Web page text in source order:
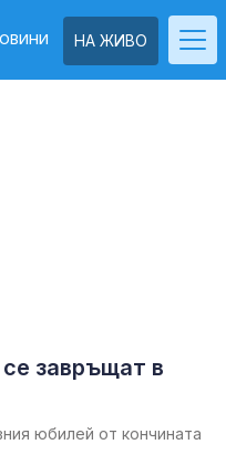
НА ЖИВО
завръщат в
юбилей от кончината